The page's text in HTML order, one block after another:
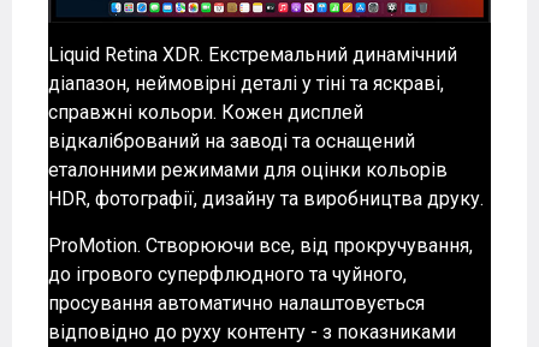
Liquid Retina XDR. Екстремальний динамічний
діапазон, неймовірні деталі у тіні та яскраві,
справжні кольори. Кожен дисплей
відкалібрований на заводі та оснащений
еталонними режимами для оцінки кольорів
HDR, фотографії, дизайну та виробництва друку.
ProMotion. Створюючи все, від прокручування,
до ігрового суперфлюдного та чуйного,
просування автоматично налаштовується
відповідно до руху контенту - з показниками